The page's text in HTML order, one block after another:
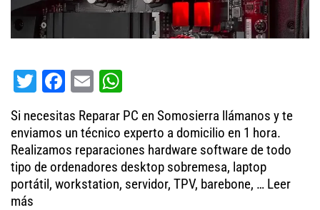
T
tt
er
Fa
ce
bo
ok
E
ail
ha
ts
A
pp
Si necesitas Reparar PC en Somosierra llámanos y te
enviamos un técnico experto a domicilio en 1 hora.
Realizamos reparaciones hardware software de todo
tipo de ordenadores desktop sobremesa, laptop
portátil, workstation, servidor, TPV, barebone, … Leer
más